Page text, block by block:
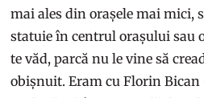
mai ales din orașele mai mici,
statuie în centrul orașului sau
te văd, parcă nu le vine să
obișnuit. Eram cu Florin